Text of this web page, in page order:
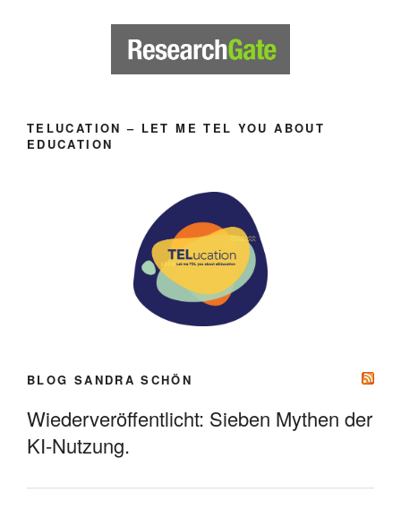
TELUCATION – LET ME TEL YOU ABOUT
EDUCATION
BLOG SANDRA SCHÖN
Wiederveröffentlicht: Sieben Mythen der
KI-Nutzung.